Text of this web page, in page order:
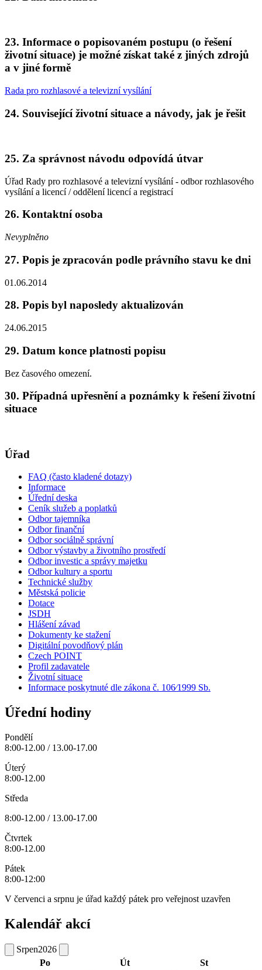
23. Informace o popisovaném postupu (o řešení
životní situace) je možné získat také z jiných zdrojů
a v jiné formě
Rada pro rozhlasové a televizní vysílání
24. Související životní situace a návody, jak je řešit
25. Za správnost návodu odpovídá útvar
Úřad Rady pro rozhlasové a televizní vysílání - odbor rozhlasového
vysílání a licencí / oddělení licencí a registrací
26. Kontaktní osoba
Nevyplněno
27. Popis je zpracován podle právního stavu ke dni
01.06.2014
28. Popis byl naposledy aktualizován
24.06.2015
29. Datum konce platnosti popisu
Bez časového omezení.
30. Případná upřesnění a poznámky k řešení životní
situace
Úřad
FAQ (často kladené dotazy)
Informace
Úřední deska
Ceník služeb a poplatků
Odbor tajemníka
Odbor finanční
Odbor sociálně správní
Odbor výstavby a životního prostředí
Odbor investic a správy majetku
Odbor kultury a sportu
Technické služby
Městská policie
Dotace
JSDH
Hlášení závad
Dokumenty ke stažení
Digitální povodňový plán
Czech POINT
Profil zadavatele
Životní situace
Informace poskytnuté dle zákona č. 106⁄1999 Sb.
Úřední hodiny
Pondělí
8:00-12.00 / 13.00-17.00
Úterý
8:00-12.00
Středa
8:00-12.00 / 13.00-17.00
Čtvrtek
8:00-12.00
Pátek
8:00-12:00
V červenci a srpnu je úřad každý pátek pro veřejnost uzavřen
Kalendář akcí
Srpen2026
Po
Út
St